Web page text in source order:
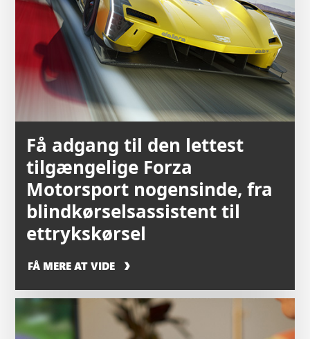
Få adgang til den lettest
tilgængelige Forza
Motorsport nogensinde, fra
blindkørselsassistent til
ettrykskørsel
FÅ MERE AT VIDE